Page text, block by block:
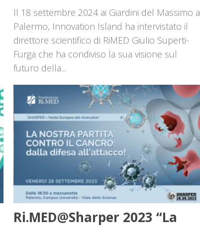
Il 18 settembre 2024 ai Giardini del Massimo a
Palermo, Innovation Island ha intervistato il
direttore scientifico di RiMED Giulio Superti-
Furga che ha condiviso la sua visione sul
futuro della...
Ri.MED@Sharper 2023 “La